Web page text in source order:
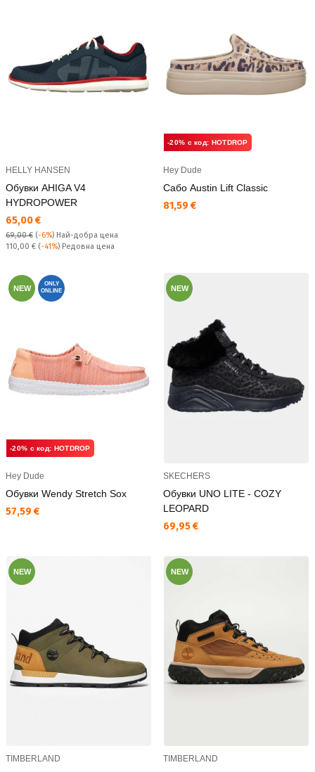
HELLY HANSEN
Обувки AHIGA V4
HYDROPOWER
Текуща цена:
65,00 €
69,00 € (-6%) Най-добра цена
Редовна цена:
110,00 € (-41%) Редовна цена
-20% с код: HOTDROP
Hey Dude
Сабо Austin Lift Classic
Текуща цена:
81,59 €
NEW
ONLY
ONLINE
-20% с код: HOTDROP
Hey Dude
Обувки Wendy Stretch Sox
Текуща цена:
57,59 €
NEW
SKECHERS
Обувки UNO LITE - COZY
LEOPARD
Текуща цена:
69,95 €
NEW
TIMBERLAND
NEW
TIMBERLAND